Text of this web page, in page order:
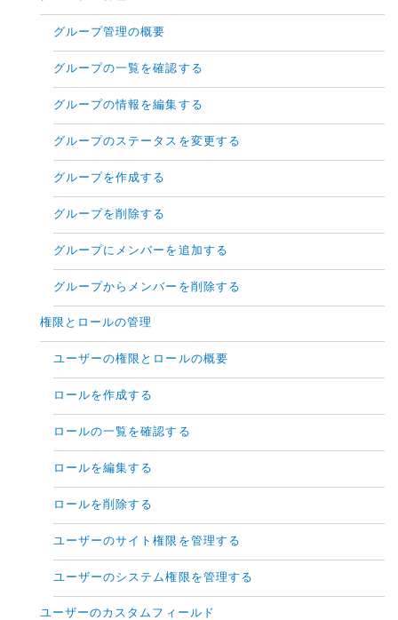
グループ管理の概要
グループの一覧を確認する
グループの情報を編集する
グループのステータスを変更する
グループを作成する
グループを削除する
グループにメンバーを追加する
グループからメンバーを削除する
権限とロールの管理
ユーザーの権限とロールの概要
ロールを作成する
ロールの一覧を確認する
ロールを編集する
ロールを削除する
ユーザーのサイト権限を管理する
ユーザーのシステム権限を管理する
ユーザーのカスタムフィールド